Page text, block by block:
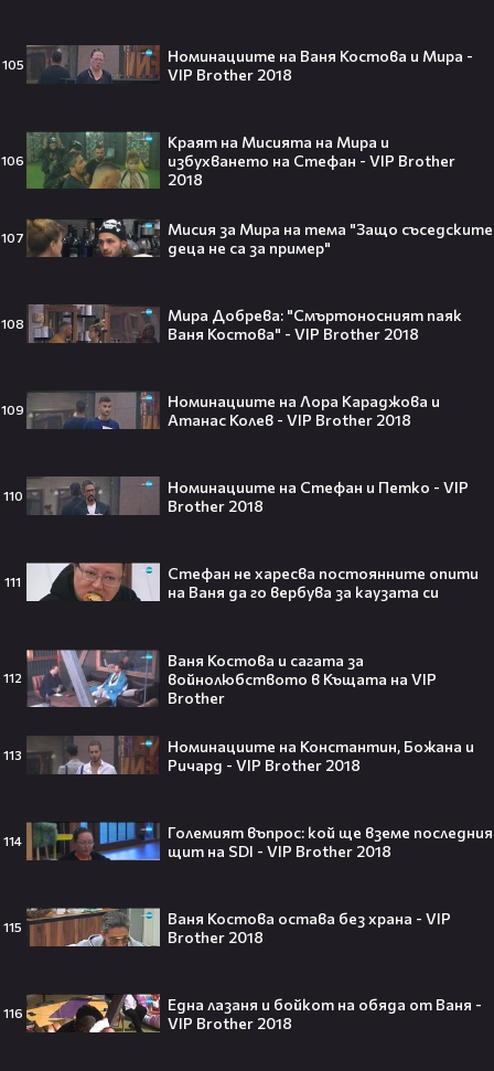
105
Номинациите на Ваня Костова и Мира -
VIP Brother 2018
106
Краят на Мисията на Мира и
избухването на Стефан - VIP Brother
2018
107
Мисия за Мира на тема "Защо съседските
деца не са за пример"
108
Мира Добрева: "Смъртоносният паяк
Ваня Костова" - VIP Brother 2018
109
Номинациите на Лора Караджова и
Атанас Колев - VIP Brother 2018
110
Номинациите на Стефан и Петко - VIP
Brother 2018
111
Стефан не харесва постоянните опити
на Ваня да го вербува за каузата си
112
Ваня Костова и сагата за
войнолюбството в Къщата на VIP
Brother
113
Номинациите на Константин, Божана и
Ричард - VIP Brother 2018
114
Големият въпрос: кой ще вземе последния
щит на SDI - VIP Brother 2018
115
Ваня Костова остава без храна - VIP
Brother 2018
116
Една лазаня и бойкот на обяда от Ваня -
VIP Brother 2018
Трафорд“ директно на
театралната сцена👀⚽
250 години тишина: Америка
днес няма да отвори👀💥
Втори шанс за любовта? Ариана
VESSOU влиза в света на онлайн
сериалите с „Кварталът на
07:50
VOID & Girl Code: Всичко за K-pop
сцената и мечтите им
Искаш да стигнеш до Холивуд?
Юлиан Костов разкрива как!👀💥